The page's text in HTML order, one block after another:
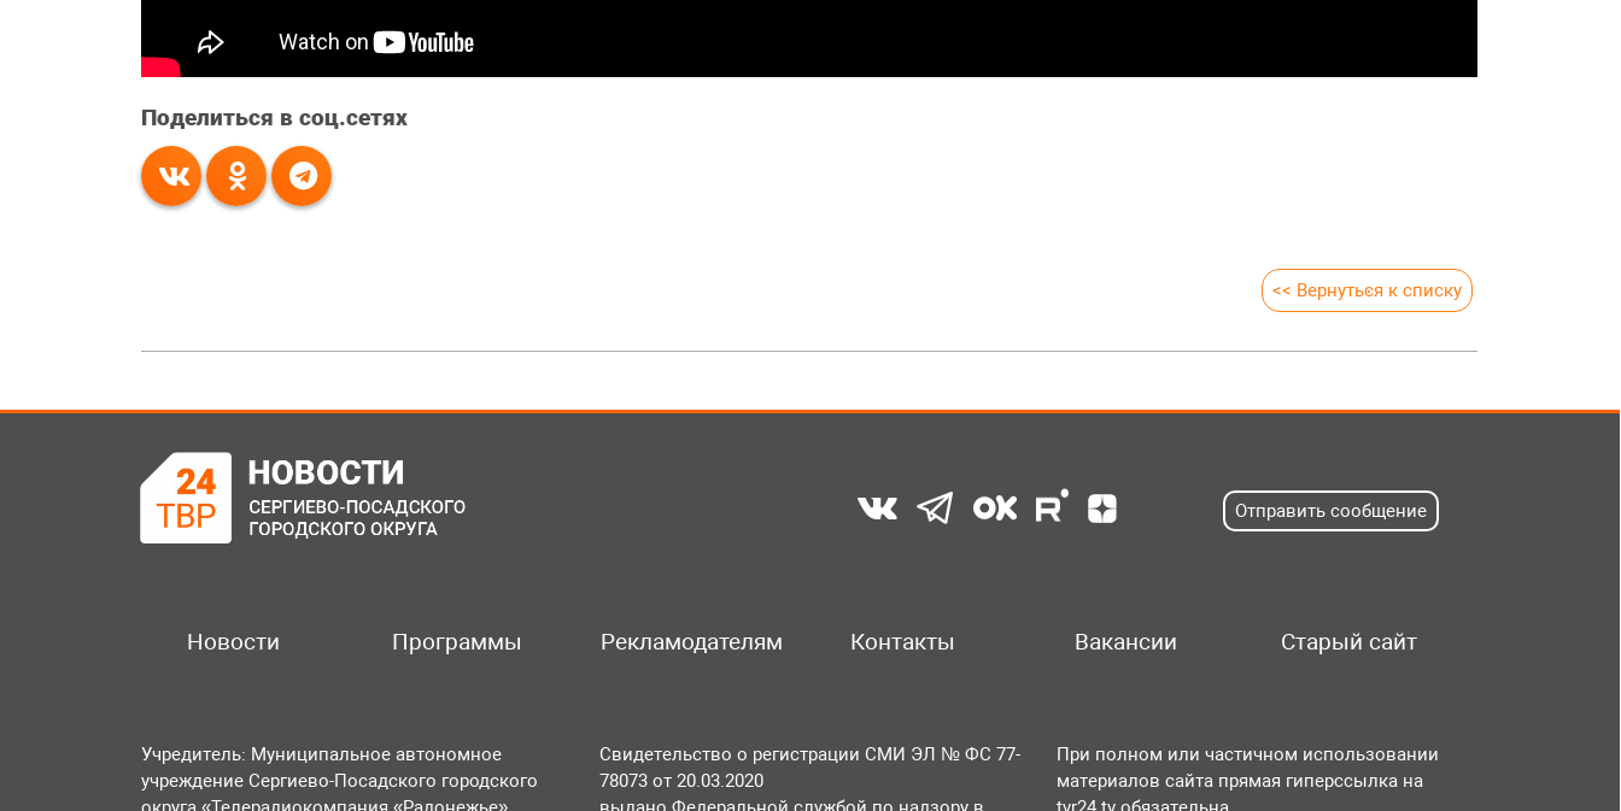
Поделиться в соц.сетях
<< Вернуться к списку
Отправить сообщение
Новости Программы Рекламодателям Контакты Вакансии Старый сайт
Учредитель: Муниципальное автономное
учреждение Сергиево-Посадского городского
Свидетельство о регистрации СМИ ЭЛ № ФС 77-
78073 от 20.03.2020
При полном или частичном использовании
материалов сайта прямая гиперссылка на